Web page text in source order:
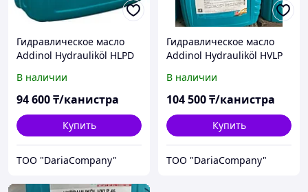
Гидравлическое масло
Addinol Hydrauliköl HLPD
В наличии
94 600₸/канистра
Купить
TOO "DariaCompany"
Гидравлическое масло
Addinol Hydrauliköl HVLP
В наличии
104 500₸/канистра
Купить
TOO "DariaCompany"